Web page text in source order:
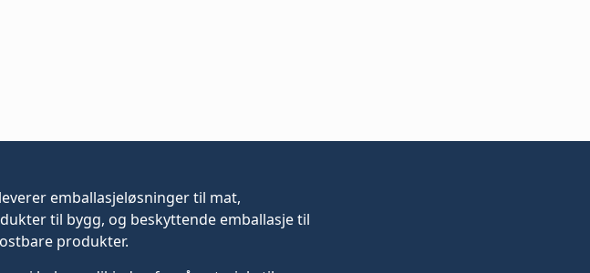
emballasjeløsningertil mat,
til bygg, og beskyttende emballasje til
produkter.